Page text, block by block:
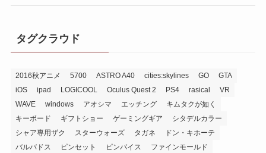
タグクラウド
2016秋アニメ 5700 ASTRO A40 cities:skylines GO
GTA
iOS
ipad LOGICOOL Oculus Quest 2 PS4 rasical
VR
WAVE
windows アオシマ エッチング
キムタクが如く
キーボード
ギフトショー ゲーミングギア
シタデルカラー
シャア専用ザク
スターウォーズ タガネ
ドン・キホーテ
バルバドス
ピンセット ピンバイス
ファインモールド